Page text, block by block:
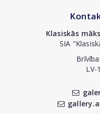
Klasiskās
SIA
LV-